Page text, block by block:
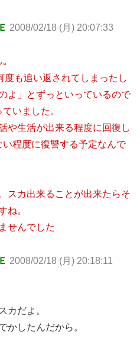
2008/02/18 (月) 20:07:33
度も追い返されてしまったし
よ」とずっといっているので
いました。
や生活が出来る程度に回復し
い程度に復讐する予定なんで
スカ出来ることが出来たらそ
ね。
せんでした
2008/02/18 (月) 20:18:11
カだよ。
かしたんだから。